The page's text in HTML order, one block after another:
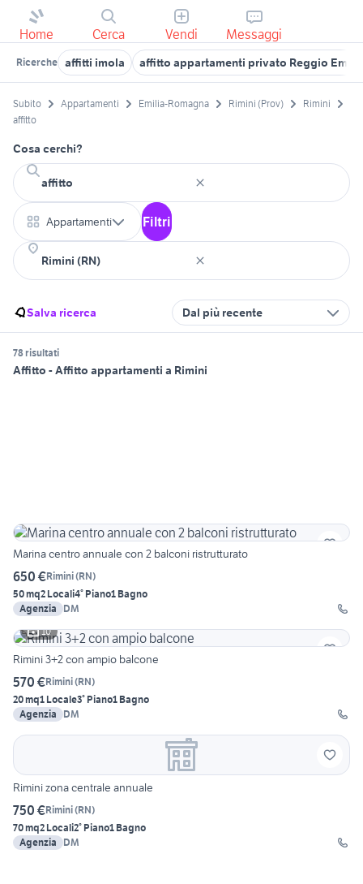
Home Cerca Vendi Messaggi
Ricerche affitti imola affitto appartamenti privato Reggio
Subito Appartamenti Emilia-Romagna Rimini (Prov)
Rimini
affitto
Cosa cerchi?
Appartamenti Filtri
Salva ricerca Dal più recente
78 risultati
Affitto - Affitto appartamenti a Rimini
Marina centro annuale con 2 balconi ristrutturato
650 €Rimini(RN)
50 mq2 Locali4° Piano1 Bagno
Agenzia
DM
10
Rimini 3+2 con ampio balcone
570 €Rimini(RN)
20 mq1 Locale3° Piano1 Bagno
Agenzia
DM
Rimini zona centrale annuale
750 €Rimini(RN)
70 mq2 Locali2° Piano1 Bagno
Agenzia
DM